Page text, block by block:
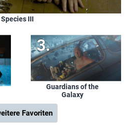
Species III
Guardians of the
Galaxy
Favoriten